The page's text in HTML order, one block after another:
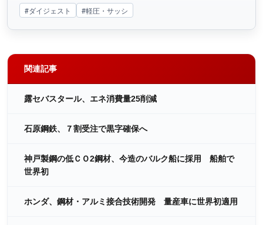
#ダイジェスト #軽圧・サッシ
関連記事
露セバスタール、エネ消費量25削減
石原鋼鉄、７割受注で黒字確保へ
神戸製鋼の低ＣＯ2鋼材、今造のバルク船に採用 船舶で
世界初
ホンダ、鋼材・アルミ接合技術開発 量産車に世界初適用